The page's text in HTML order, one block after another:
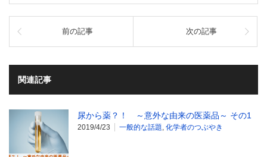
前の記事 次の記事
関連記事
尿から薬？！ ～意外な由来の医薬品～ その1
2019/4/23 一般的な話題, 化学者のつぶやき